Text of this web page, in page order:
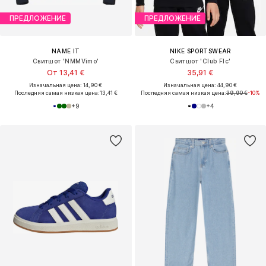
ПРЕДЛОЖЕНИЕ
NAME IT
Свитшот 'NMMVimo'
От 13,41 €
Изначальная цена: 14,90 €
Последняя самая низкая цена:13,41 €
+9
ПРЕДЛОЖЕНИЕ
NIKE SPORTSWEAR
Свитшот 'Club Flc'
35,91 €
Изначальная цена: 44,90 €
Последняя самая низкая цена:39,90 €-10%
+4